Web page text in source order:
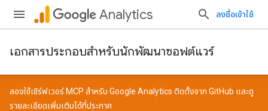
Analytics ลงชื่อเข้าใช้
เอกสารประกอบสำหรับนักพัฒนาซอฟต์แวร์
ลองใช้เซิร์ฟเวอร์ MCP สำหรับ Google Analytics ติดตั้งจาก GitHub และดู
รายละเอียดเพิ่มเติมได้ที่ประกาศ